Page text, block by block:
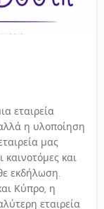
εταιρεία
η υλοποίηση
μας
και
εκδήλωση.
Κύπρο, η
εταιρεία